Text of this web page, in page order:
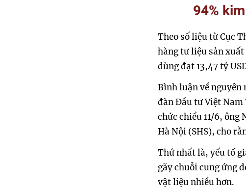
94%
Theo số liệu từ Cục
hàng tư liệu sản
dùng đạt 13,47 tỷ
Bình luận về nguyên
đàn Đầu tư Việt Nam
chức chiều 11/6, ông
Hà Nội (SHS), cho
Thứ nhất là, yếu tố
gãy chuỗi cung ứng
vật liệu nhiều hơn.